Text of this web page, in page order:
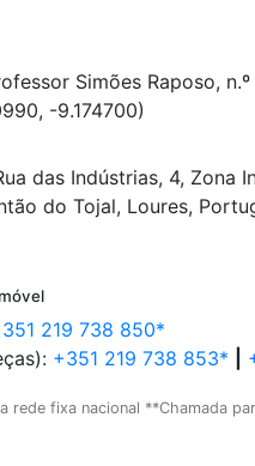
Simões Raposo,
-9.174700)
das Indústrias, 4, Zona
do Tojal, Loures,
219 738 850*
+351 219 738 853*
rede fixa nacional **Chamada